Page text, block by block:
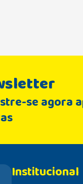
se agora
Institucional